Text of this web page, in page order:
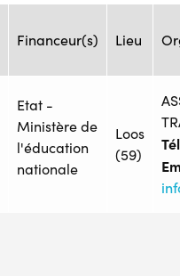
Financeur(s) Lieu
Etat -
Ministère de
l'éducation
nationale
Loos
(59)